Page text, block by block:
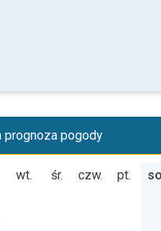
prognoza pogody
wt. śr. czw. pt.